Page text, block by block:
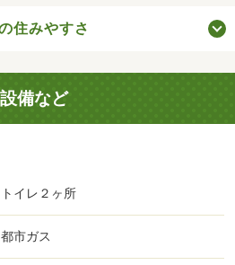
住みやすさ
設備など
トイレ２ヶ所
都市ガス